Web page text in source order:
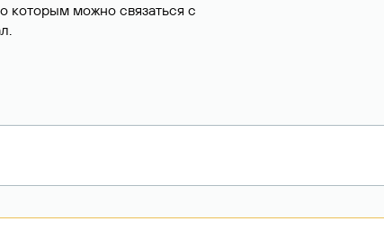
которым можно связаться с